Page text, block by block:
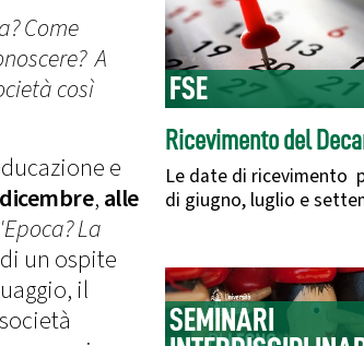
Come
A
così
e
,alle
La
un ospite
il
FSE
Ricevimento del
Le date di ricevimento
di giugno, luglio e
SEMINARI